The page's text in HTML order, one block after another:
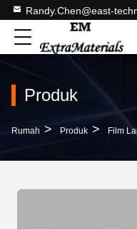
Randy.Chen@east-
Produk
Rumah > Produk > Film